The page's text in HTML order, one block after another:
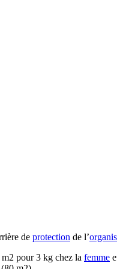
de protection de l’
pour 3 kg chez la femme